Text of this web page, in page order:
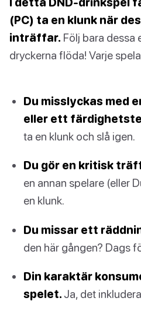
(PC) ta en klunk när
inträffar. Följ bara dessa
dryckerna flöda! Varje
Du misslyckas med
eller ett
ta en klunk och slå igen.
Du gör en kritisk
en annan spelare (eller
en klunk.
Du missar ett
den här gången? Dags
Din karaktär
spelet. Ja, det